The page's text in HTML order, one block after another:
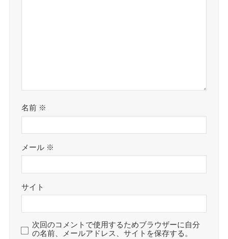
名前 ※
メール ※
サイト
次回のコメントで使用するためブラウザーに自分
の名前、メールアドレス、サイトを保存する。